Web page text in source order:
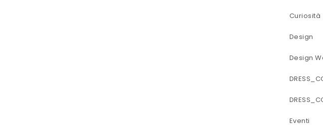
Curiosità
Design
Design
Eventi